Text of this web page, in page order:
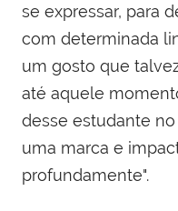
se expressar, para
com determinada
um gosto que
até aquele
desse estudante
uma marca e
profundamente".